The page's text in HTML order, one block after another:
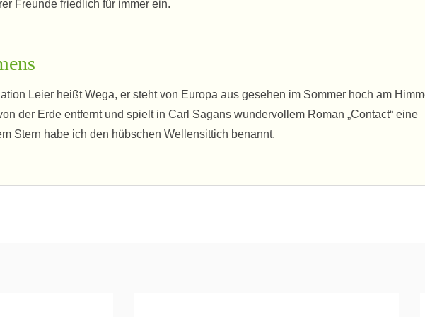
Freunde friedlich für immer ein.
Leier heißt Wega, er steht von Europa aus gesehen im Sommer hoch am
der Erde entfernt und spielt in Carl Sagans wundervollem Roman „Contact“ eine
Stern habe ich den hübschen Wellensittich benannt.